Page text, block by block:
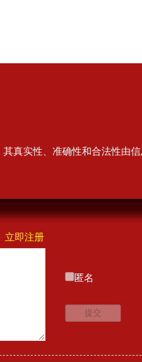
真实性、准确性和合法性由
立即注册
匿名